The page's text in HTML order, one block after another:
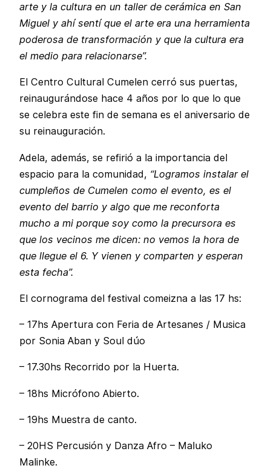
arte y la cultura en un taller de cerámica en San
Miguel y ahí sentí que el arte era una herramienta
poderosa de transformación y que la cultura era
el medio para relacionarse”.
El Centro Cultural Cumelen cerró sus puertas,
reinaugurándose hace 4 años por lo que lo que
se celebra este fin de semana es el aniversario de
su reinauguración.
Adela, además, se refirió a la importancia del
espacio para la comunidad, “Logramos instalar el
cumpleños de Cumelen como el evento, es el
evento del barrio y algo que me reconforta
mucho a mi porque soy como la precursora es
que los vecinos me dicen: no vemos la hora de
que llegue el 6. Y vienen y comparten y esperan
esta fecha”.
El cornograma del festival comeizna a las 17 hs:
– 17hs Apertura con Feria de Artesanes / Musica
por Sonia Aban y Soul dúo
– 17.30hs Recorrido por la Huerta.
– 18hs Micrófono Abierto.
– 19hs Muestra de canto.
– 20HS Percusión y Danza Afro – Maluko
Malinke.